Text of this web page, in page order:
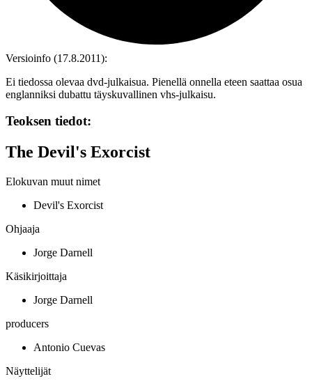
Versioinfo (17.8.2011):
Ei tiedossa olevaa dvd‑julkaisua. Pienellä onnella eteen saattaa osua
englanniksi dubattu täyskuvallinen vhs‑julkaisu.
Teoksen tiedot:
The Devil's Exorcist
Elokuvan muut nimet
Devil's Exorcist
Ohjaaja
Jorge Darnell
Käsikirjoittaja
Jorge Darnell
producers
Antonio Cuevas
Näyttelijät